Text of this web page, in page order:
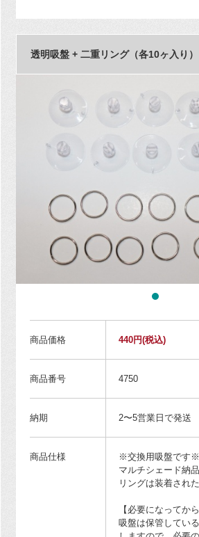
透明吸盤 + 二重リング（各10ヶ入り）
商品価格 440円(税込)
商品番号 4750
納期 2〜5営業日で発送
商品仕様
※交換用吸盤です※
マルチシェード納
リングは装着され
【必要になってか
吸盤は保管してい